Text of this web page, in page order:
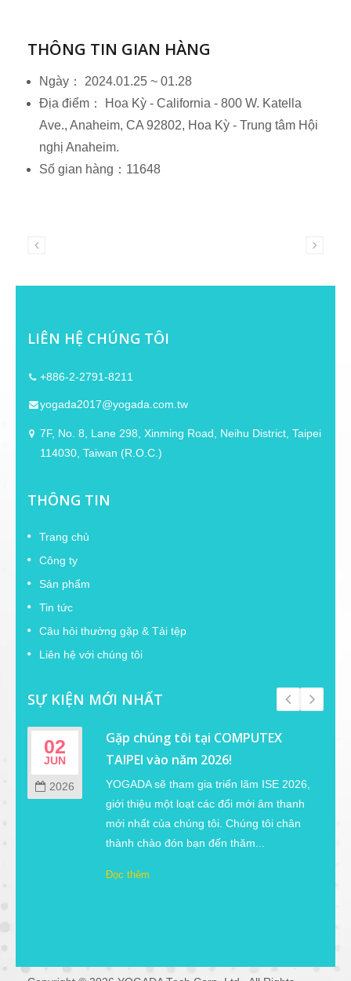
THÔNG TIN GIAN HÀNG
Ngày： 2024.01.25 ~ 01.28
Địa điểm： Hoa Kỳ - California - 800 W. Katella
Ave., Anaheim, CA 92802, Hoa Kỳ - Trung tâm Hội
nghị Anaheim.
Số gian hàng：11648
LIÊN HỆ CHÚNG TÔI
+886-2-2791-8211
yogada2017@yogada.com.tw
7F, No. 8, Lane 298, Xinming Road, Neihu District, Taipei
114030, Taiwan (R.O.C.)
THÔNG TIN
Trang chủ
Công ty
Sản phẩm
Tin tức
Câu hỏi thường gặp & Tải tệp
Liên hệ với chúng tôi
SỰ KIỆN MỚI NHẤT
02
JUN
2026
Gặp chúng tôi tại COMPUTEX
TAIPEI vào năm 2026!
YOGADA sẽ tham gia triển lãm ISE 2026,
giới thiệu một loạt các đổi mới âm thanh
mới nhất của chúng tôi. Chúng tôi chân
thành chào đón bạn đến thăm...
Đọc thêm